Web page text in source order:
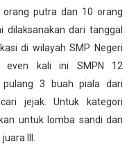
putra dan 10 orang
dilaksanakan dari tanggal
di wilayah SMP Negeri
even kali ini SMPN 12
pulang 3 buah piala dari
jejak. Untuk kategori
untuk lomba sandi dan
III.